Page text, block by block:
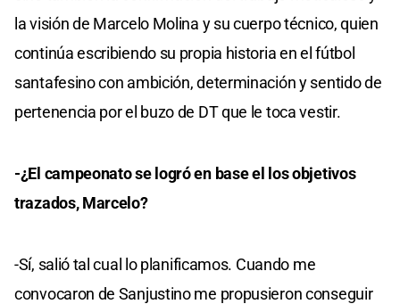
la visión de Marcelo Molina y su cuerpo técnico, quien
continúa escribiendo su propia historia en el fútbol
santafesino con ambición, determinación y sentido de
pertenencia por el buzo de DT que le toca vestir.
-¿El campeonato se logró en base el los objetivos
trazados, Marcelo?
-Sí, salió tal cual lo planificamos. Cuando me
convocaron de Sanjustino me propusieron conseguir